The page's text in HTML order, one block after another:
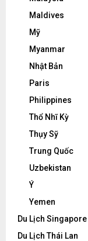
Maldives
Mỹ
Myanmar
Nhật Bản
Paris
Philippines
Thổ Nhĩ Kỳ
Thụy Sỹ
Trung Quốc
Uzbekistan
Ý
Yemen
Du Lịch Singapore
Du Lịch Thái Lan